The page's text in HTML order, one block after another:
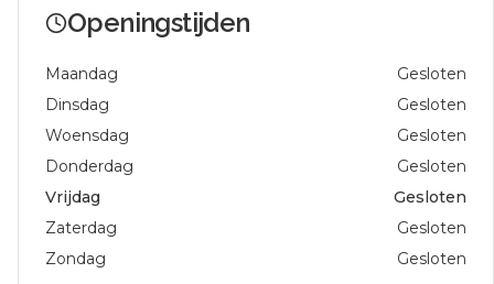
Openingstijden
Maandag
Gesloten
Dinsdag
Gesloten
Woensdag
Gesloten
Donderdag
Gesloten
Vrijdag
Gesloten
Zaterdag
Gesloten
Zondag
Gesloten